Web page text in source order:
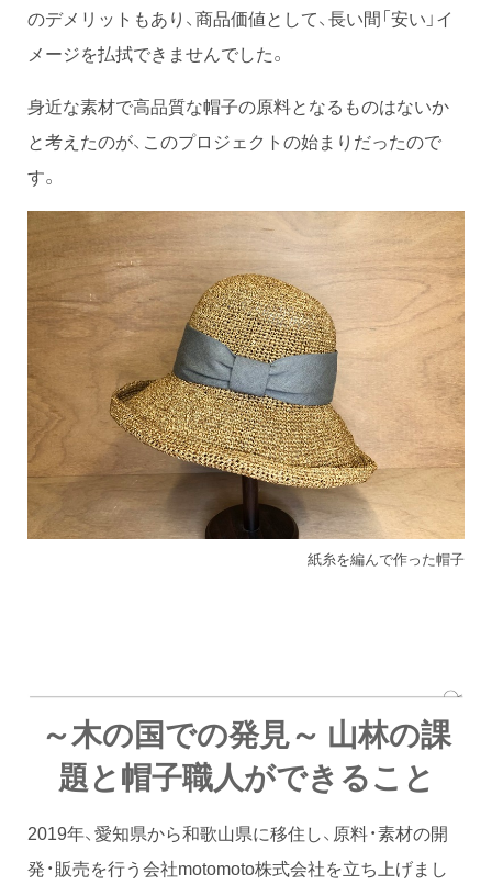
のデメリットもあり、商品価値として、長い間「安い」イ
メージを払拭できませんでした。
身近な素材で高品質な帽子の原料となるものはないか
と考えたのが、このプロジェクトの始まりだったので
す。
紙糸を編んで作った帽子
～木の国での発見～ 山林の課
題と帽子職人ができること
2019年、愛知県から和歌山県に移住し、原料・素材の開
発・販売を行う会社motomoto株式会社を立ち上げまし